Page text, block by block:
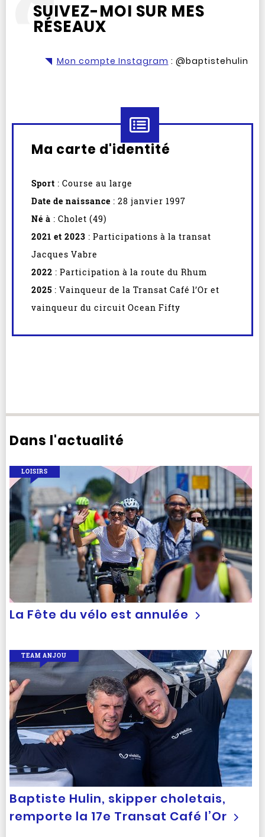
Ma carte d'identité
Sport : Course au large
Date de naissance : 28 janvier 1997
Né à : Cholet (49)
2021 et 2023 : Participations à la transat
Jacques Vabre
2022 : Participation à la route du Rhum
2025 : Vainqueur de la Transat Café l’Or et
vainqueur du circuit Ocean Fifty
SUIVEZ-MOI SUR MES
RÉSEAUX
Mon compte Instagram : @baptistehulin
Dans l'actualité
La Fête du vélo est annulée
LOISIRS
Baptiste Hulin, skipper choletais,
remporte la 17e Transat Café l’Or
TEAM ANJOU